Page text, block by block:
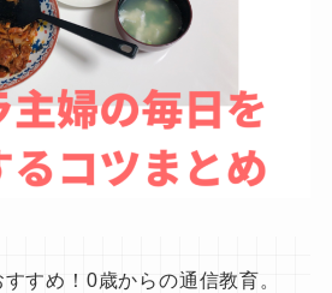
すめ！0歳からの通信教育。